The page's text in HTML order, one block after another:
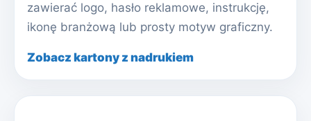
zawierać logo, hasło reklamowe, instrukcję,
ikonę branżową lub prosty motyw graficzny.
Zobacz kartony z nadrukiem